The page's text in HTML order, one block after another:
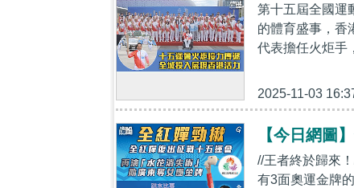
第十五屆全國運
的體育盛事，香
代表擔任火炬手
2025-11-03
【今日網圖
//王者終於歸來
有3面奧運金牌